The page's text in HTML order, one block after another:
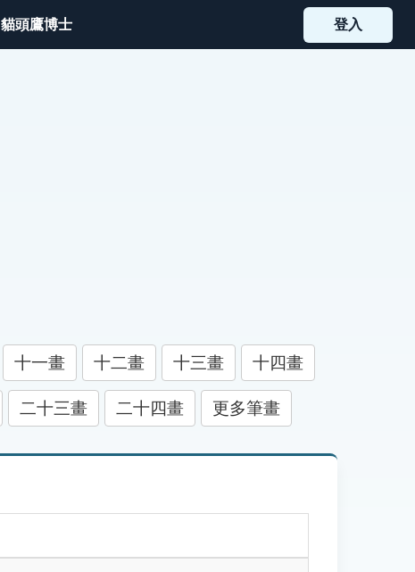
貓頭鷹博士 登入
十一畫 十二畫 十三畫 十四畫
二十三畫 二十四畫 更多筆畫